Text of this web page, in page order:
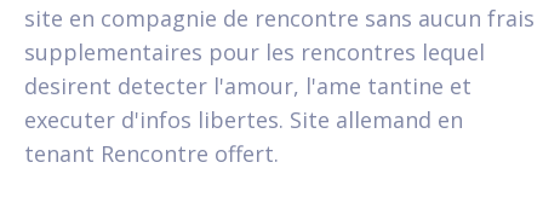
site en compagnie de rencontre sans aucun frais
supplementaires pour les rencontres lequel
desirent detecter l'amour, l'ame tantine et
executer d'infos libertes. Site allemand en
tenant Rencontre offert.